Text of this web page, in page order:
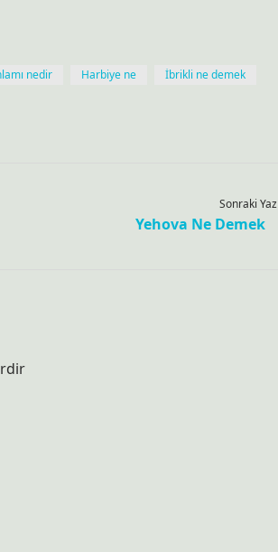
nedir Harbiye ne İbrikli ne demek
Sonraki
Yehova Ne Demek